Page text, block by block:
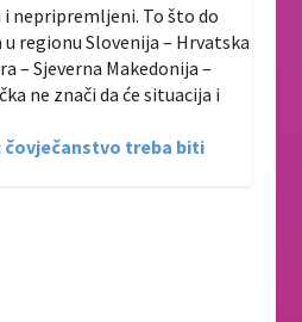
nepripremljeni. To što do
regionu Slovenija – Hrvatska
– Sjeverna Makedonija –
ne znači da će situacija i
čovječanstvo treba biti